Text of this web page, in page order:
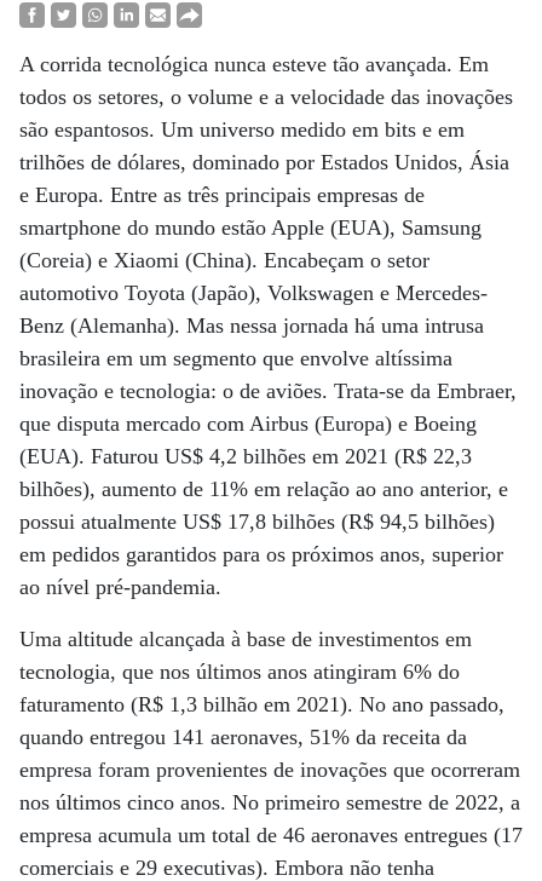
A corrida tecnológica nunca esteve tão avançada. Em
todos os setores, o volume e a velocidade das inovações
são espantosos. Um universo medido em bits e em
trilhões de dólares, dominado por Estados Unidos, Ásia
e Europa. Entre as três principais empresas de
smartphone do mundo estão Apple (EUA), Samsung
(Coreia) e Xiaomi (China). Encabeçam o setor
automotivo Toyota (Japão), Volkswagen e Mercedes-
Benz (Alemanha). Mas nessa jornada há uma intrusa
brasileira em um segmento que envolve altíssima
inovação e tecnologia: o de aviões. Trata-se da Embraer,
que disputa mercado com Airbus (Europa) e Boeing
(EUA). Faturou US$ 4,2 bilhões em 2021 (R$ 22,3
bilhões), aumento de 11% em relação ao ano anterior, e
possui atualmente US$ 17,8 bilhões (R$ 94,5 bilhões)
em pedidos garantidos para os próximos anos, superior
ao nível pré-pandemia.
Uma altitude alcançada à base de investimentos em
tecnologia, que nos últimos anos atingiram 6% do
faturamento (R$ 1,3 bilhão em 2021). No ano passado,
quando entregou 141 aeronaves, 51% da receita da
empresa foram provenientes de inovações que ocorreram
nos últimos cinco anos. No primeiro semestre de 2022, a
empresa acumula um total de 46 aeronaves entregues (17
comerciais e 29 executivas). Embora não tenha